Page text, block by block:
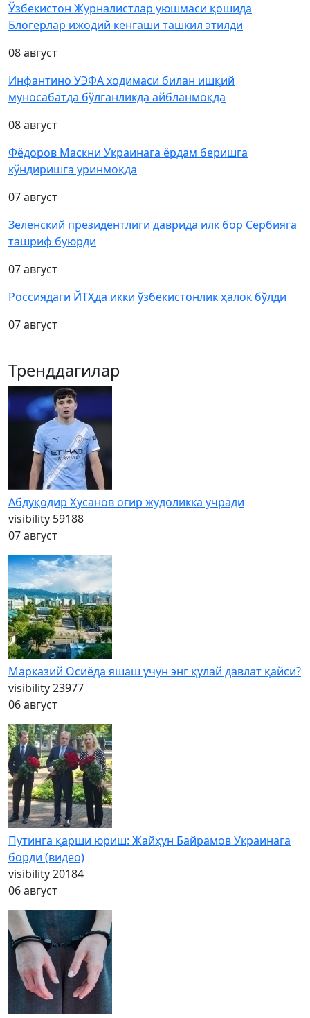
Ўзбекистон Журналистлар уюшмаси қошида
Блогерлар ижодий кенгаши ташкил этилди
08 август
Инфантино УЭФА ходимаси билан ишқий
муносабатда бўлганликда айбланмоқда
08 август
Фёдоров Маскни Украинага ёрдам беришга
кўндиришга уринмоқда
07 август
Зеленский президентлиги даврида илк бор Сербияга
ташриф буюрди
07 август
Россиядаги ЙТҲда икки ўзбекистонлик ҳалок бўлди
07 август
Тренддагилар
Абдуқодир Ҳусанов оғир жудоликка учради
visibility 59188
07 август
Марказий Осиёда яшаш учун энг қулай давлат қайси?
visibility23977
06 август
Путинга қарши юриш: Жайҳун Байрамов Украинага
борди (видео)
visibility20184
06 август